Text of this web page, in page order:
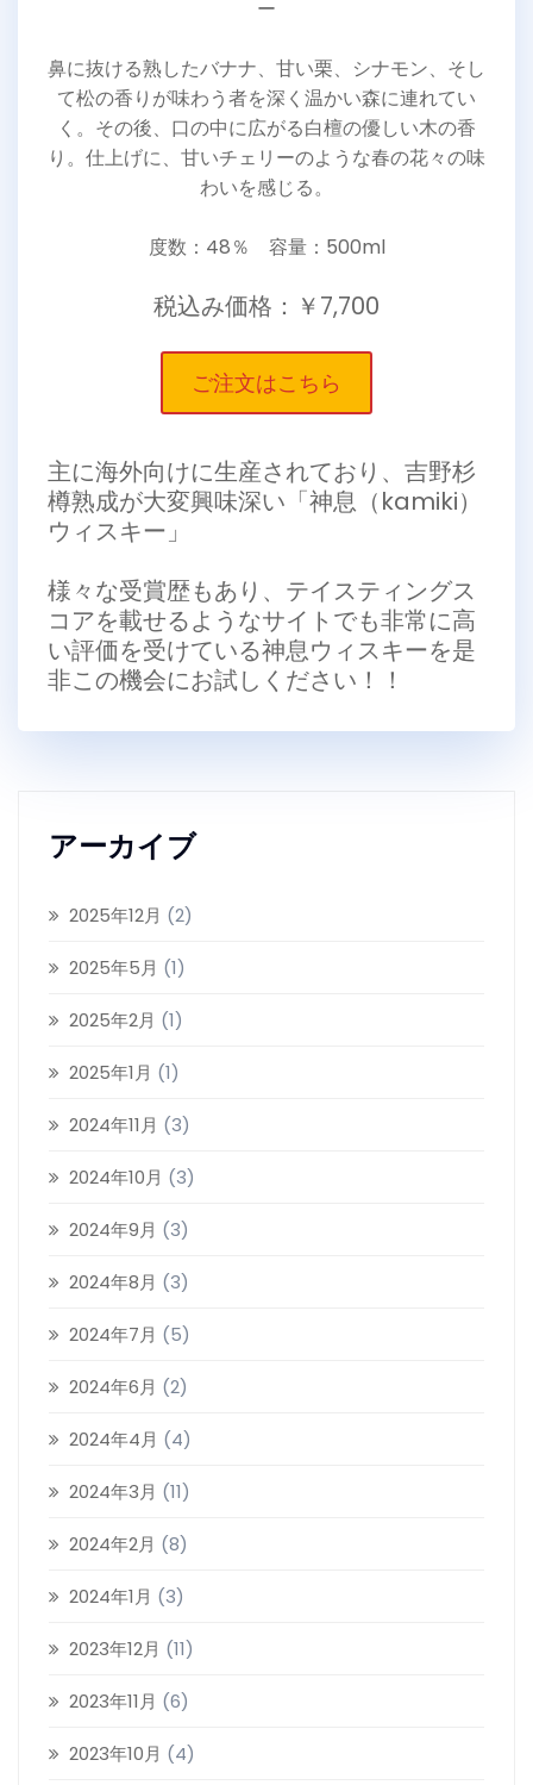
ー
鼻に抜ける熟したバナナ、甘い栗、シナモン、そし
て松の香りが味わう者を深く温かい森に連れてい
く。その後、口の中に広がる白檀の優しい木の香
り。仕上げに、甘いチェリーのような春の花々の味
わいを感じる。
度数：48％ 容量：500ml
税込み価格：￥7,700
ご注文はこちら
主に海外向けに生産されており、吉野杉
樽熟成が大変興味深い「神息（kamiki）
ウィスキー」
様々な受賞歴もあり、テイスティングス
コアを載せるようなサイトでも非常に高
い評価を受けている神息ウィスキーを是
非この機会にお試しください！！
アーカイブ
2025年12月 (2)
2025年5月 (1)
2025年2月 (1)
2025年1月 (1)
2024年11月 (3)
2024年10月 (3)
2024年9月 (3)
2024年8月 (3)
2024年7月 (5)
2024年6月 (2)
2024年4月 (4)
2024年3月 (11)
2024年2月 (8)
2024年1月 (3)
2023年12月 (11)
2023年11月 (6)
2023年10月 (4)